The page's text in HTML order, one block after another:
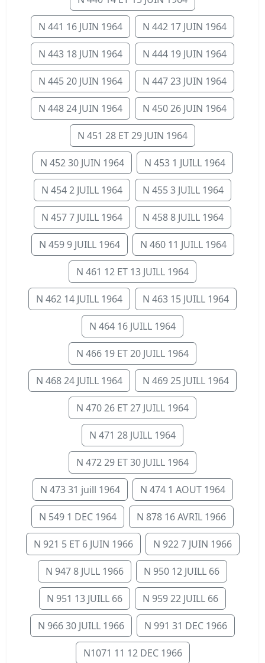
N 441 16 JUIN 1964 N 442 17 JUIN 1964
N 443 18 JUIN 1964 N 444 19 JUIN 1964
N 445 20 JUIN 1964 N 447 23 JUIN 1964
N 448 24 JUIN 1964 N 450 26 JUIN 1964
N 451 28 ET 29 JUIN 1964
N 452 30 JUIN 1964 N 453 1 JUILL 1964
N 454 2 JUILL 1964 N 455 3 JUILL 1964
N 457 7 JUILL 1964 N 458 8 JUILL 1964
N 459 9 JUILL 1964 N 460 11 JUILL 1964
N 461 12 ET 13 JUILL 1964
N 462 14 JUILL 1964 N 463 15 JUILL 1964
N 464 16 JUILL 1964
N 466 19 ET 20 JUILL 1964
N 468 24 JUILL 1964 N 469 25 JUILL 1964
N 470 26 ET 27 JUILL 1964
N 471 28 JUILL 1964
N 472 29 ET 30 JUILL 1964
N 473 31 juill 1964 N 474 1 AOUT 1964
N 549 1 DEC 1964 N 878 16 AVRIL 1966
N 921 5 ET 6 JUIN 1966 N 922 7 JUIN 1966
N 947 8 JULL 1966 N 950 12 JUILL 66
N 951 13 JUILL 66 N 959 22 JUILL 66
N 966 30 JUILL 1966 N 991 31 DEC 1966
N1071 11 12 DEC 1966